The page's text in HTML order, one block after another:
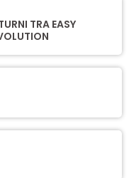
TRA EASY